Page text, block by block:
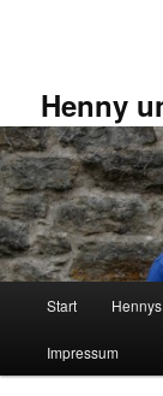
Henny
Start
Impressum